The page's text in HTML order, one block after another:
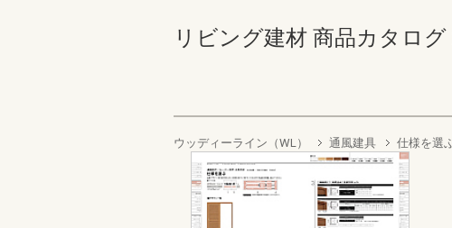
リビング建材 商品カタログ
ウッディーライン（WL） 通風建具 仕様を選